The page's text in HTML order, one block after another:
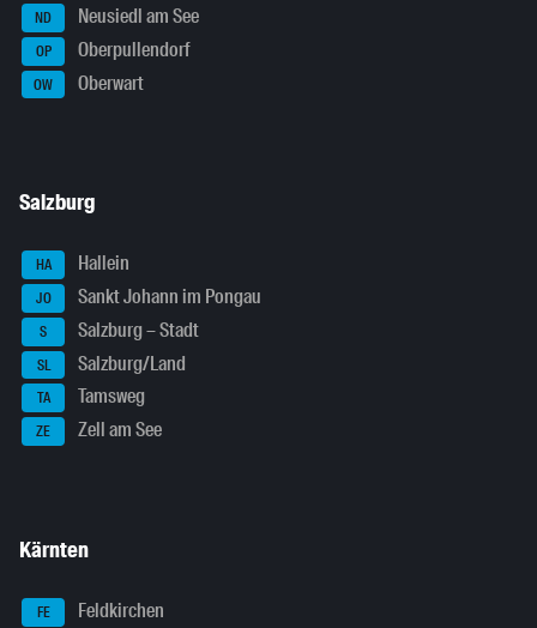
ND Neusiedl am See
OP Oberpullendorf
OW Oberwart
Salzburg
HA Hallein
JO Sankt Johann im Pongau
S Salzburg – Stadt
SL Salzburg/Land
TA Tamsweg
ZE Zell am See
Kärnten
FE Feldkirchen